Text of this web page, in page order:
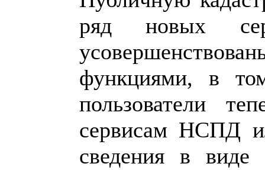
ряд новых
функциями, в
пользователи
сервисам НСПД
сведения в